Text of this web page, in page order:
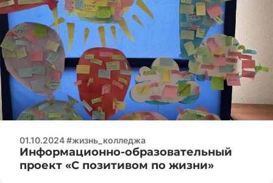
01.10.2024 #жизнь_колледжа
Информационно-образовательный
проект «С позитивом по жизни»